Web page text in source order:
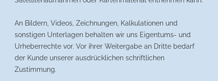
An Bildern, Videos, Zeichnungen, Kalkulationen und
sonstigen Unterlagen behalten wir uns Eigentums- und
Urheberrechte vor. Vor ihrer Weitergabe an Dritte bedarf
der Kunde unserer ausdrücklichen schriftlichen
Zustimmung.